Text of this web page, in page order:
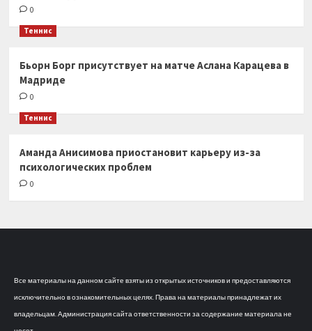
0
Теннис
Бьорн Борг присутствует на матче Аслана Карацева в
Мадриде
0
Теннис
Аманда Анисимова приостановит карьеру из-за
психологических проблем
0
Все материалы на данном сайте взяты из открытых источников и предоставляются
исключительно в ознакомительных целях. Права на материалы принадлежат их
владельцам. Администрация сайта ответственности за содержание материала не